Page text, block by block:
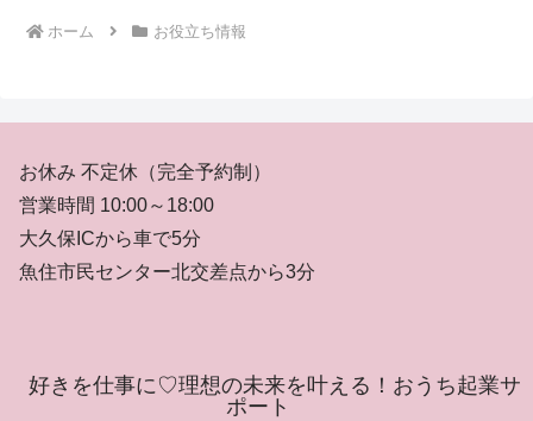
ホーム お役立ち情報
お休み 不定休（完全予約制）
営業時間 10:00～18:00
大久保ICから車で5分
魚住市民センター北交差点から3分
好きを仕事に♡理想の未来を叶える！おうち起業サ
ポート